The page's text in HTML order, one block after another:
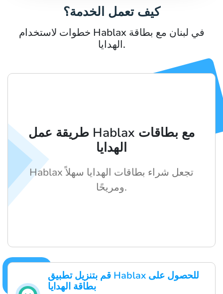
كيف تعمل الخدمة؟
خطوات لاستخدام Hablax في لبنان مع بطاقة
الهدايا.
قم بتنزيل تطبيق Hablax للحصول على
بطاقة الهدايا
طريقة عمل Hablax مع بطاقات
الهدايا
Hablax تجعل شراء بطاقات الهدايا سهلاً
ومريحًا.